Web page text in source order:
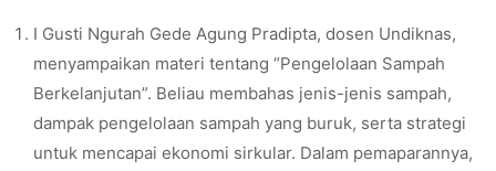
I Gusti Ngurah Gede Agung Pradipta, dosen Undiknas,
menyampaikan materi tentang “Pengelolaan Sampah
Berkelanjutan”. Beliau membahas jenis-jenis sampah,
dampak pengelolaan sampah yang buruk, serta strategi
untuk mencapai ekonomi sirkular. Dalam pemaparannya,